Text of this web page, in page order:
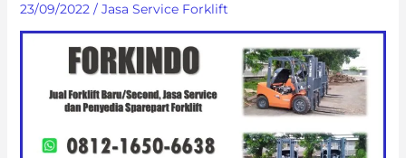
23/09/2022 / Jasa Service Forklift